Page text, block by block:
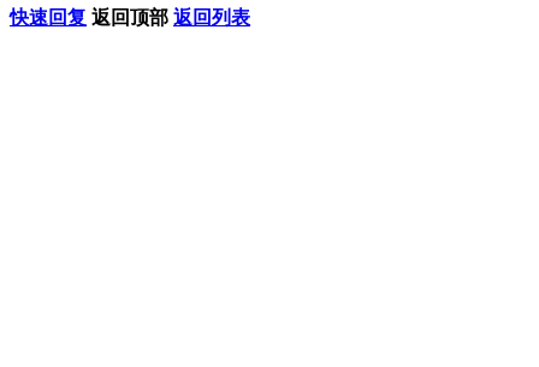
快速回复 返回顶部 返回列表